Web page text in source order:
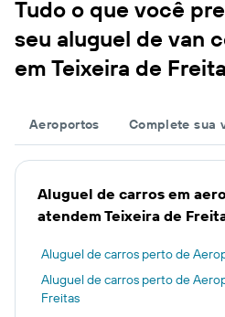
Tudo o que você
seu aluguel de van
em Teixeira de
Aeroportos Complete sua
Aluguel de carros em
atendem Teixeira de
Aluguel de carros perto de
Aluguel de carros perto de
Freitas